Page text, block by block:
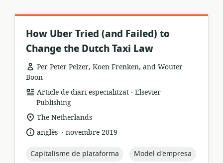
How Uber Tried (and Failed) to
Change the Dutch Taxi Law
Per Peter Pelzer, Koen Frenken, and Wouter
Boon
format
dels
recursos:
Article de diari especialitzat .
publicador:
Elsevier
Publishing
ubicació
rellevant:
The Netherlands
idioma:
anglès .
data
publicació:
novembre 2019
topic:
Capitalisme de plataforma topic:
Model d'empresa